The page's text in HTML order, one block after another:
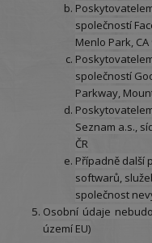
společností
Menlo Park,
společností
Parkway,
Seznam a.s.,
ČR
Případně další
softwarů,
společnost
Osobní údaje
území EU)